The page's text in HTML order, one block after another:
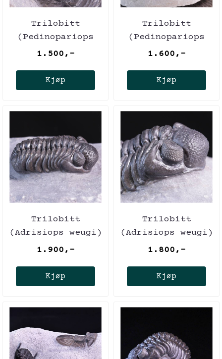
Trilobitt
(Pedinopariops
vagabundus)
1.500,-
Kjøp
Trilobitt
(Pedinopariops
vagabundus)
1.600,-
Kjøp
Trilobitt
(Adrisiops weugi)
1.900,-
Kjøp
Trilobitt
(Adrisiops weugi)
1.800,-
Kjøp